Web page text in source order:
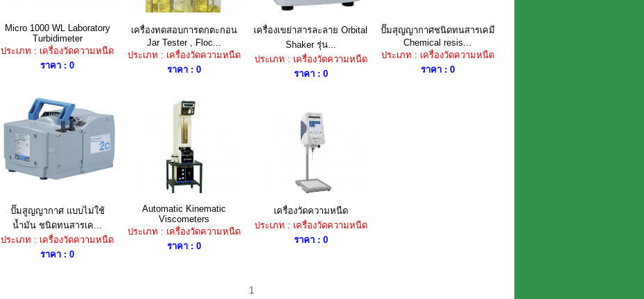
Micro 1000 WL Laboratory
Turbidimeter
ประเภท : เครื่องวัดความหนืด
ราคา : 0
เครื่องทดสอบการตกตะกอน
Jar Tester , Floc...
ประเภท : เครื่องวัดความหนืด
ราคา : 0
เครื่องเขย่าสารละลาย Orbital
Shaker รุ่น...
ประเภท : เครื่องวัดความหนืด
ราคา : 0
ปั๊มสุญญากาศชนิดทนสารเคมี
Chemical resis...
ประเภท : เครื่องวัดความหนืด
ราคา : 0
ปั๊มสูญญากาศ แบบไม่ใช้
น้ำมัน ชนิดทนสารเค...
ประเภท : เครื่องวัดความหนืด
ราคา : 0
Automatic Kinematic
Viscometers
ประเภท : เครื่องวัดความหนืด
ราคา : 0
เครื่องวัดความหนืด
ประเภท : เครื่องวัดความหนืด
ราคา : 0
1